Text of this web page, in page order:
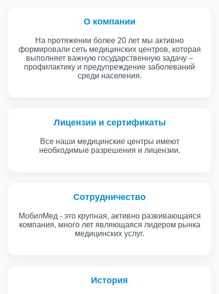
О компании
На протяжении более 20 лет мы активно
формировали сеть медицинских центров, которая
выполняет важную государственную задачу –
профилактику и предупреждение заболеваний
среди населения.
Лицензии и сертификаты
Все наши медицинские центры имеют
необходимые разрешения и лицензии.
Сотрудничество
МобилМед - это крупная, активно развивающаяся
компания, много лет являющаяся лидером рынка
медицинских услуг.
История